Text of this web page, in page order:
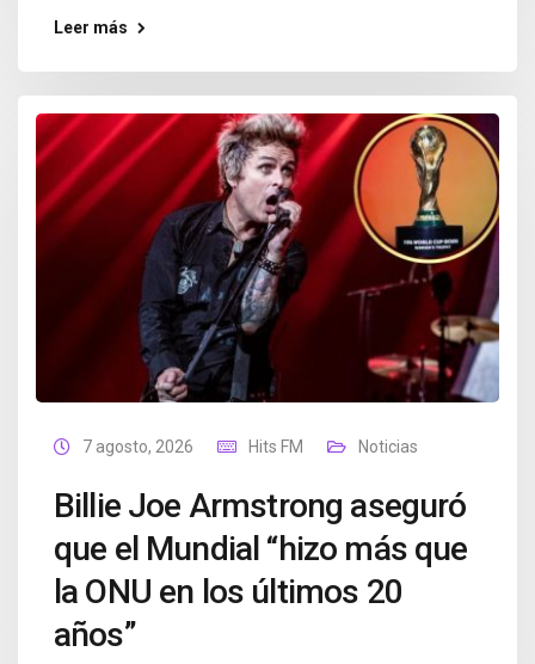
Leer más
7 agosto, 2026 Hits FM Noticias
Billie Joe Armstrong aseguró
que el Mundial “hizo más que
la ONU en los últimos 20
años”